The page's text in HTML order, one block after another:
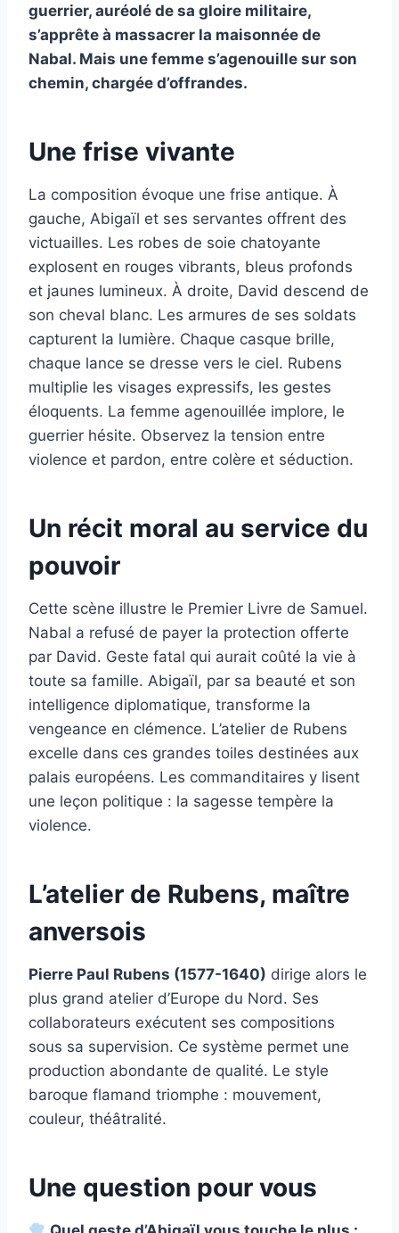
guerrier, auréolé de sa gloire militaire,
s’apprête à massacrer la maisonnée de
Nabal. Mais une femme s’agenouille sur son
chemin, chargée d’offrandes.
Une frise vivante
La composition évoque une frise antique. À
gauche, Abigaïl et ses servantes offrent des
victuailles. Les robes de soie chatoyante
explosent en rouges vibrants, bleus profonds
et jaunes lumineux. À droite, David descend de
son cheval blanc. Les armures de ses soldats
capturent la lumière. Chaque casque brille,
chaque lance se dresse vers le ciel. Rubens
multiplie les visages expressifs, les gestes
éloquents. La femme agenouillée implore, le
guerrier hésite. Observez la tension entre
violence et pardon, entre colère et séduction.
Un récit moral au service du
pouvoir
Cette scène illustre le Premier Livre de Samuel.
Nabal a refusé de payer la protection offerte
par David. Geste fatal qui aurait coûté la vie à
toute sa famille. Abigaïl, par sa beauté et son
intelligence diplomatique, transforme la
vengeance en clémence. L’atelier de Rubens
excelle dans ces grandes toiles destinées aux
palais européens. Les commanditaires y lisent
une leçon politique : la sagesse tempère la
violence.
L’atelier de Rubens, maître
anversois
Pierre Paul Rubens (1577-1640) dirige alors le
plus grand atelier d’Europe du Nord. Ses
collaborateurs exécutent ses compositions
sous sa supervision. Ce système permet une
production abondante de qualité. Le style
baroque flamand triomphe : mouvement,
couleur, théâtralité.
Une question pour vous